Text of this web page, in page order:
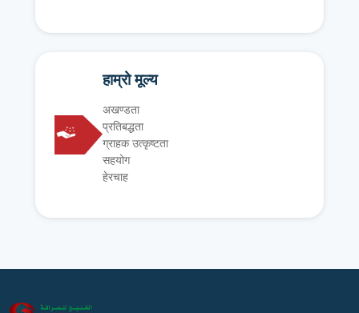
हाम्रो मूल्य
अखण्डता
प्रतिबद्धता
ग्राहक उत्कृष्टता
सहयोग
हेरचाह